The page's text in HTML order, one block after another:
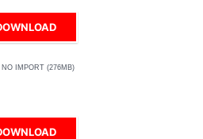
IMPORT (276MB)